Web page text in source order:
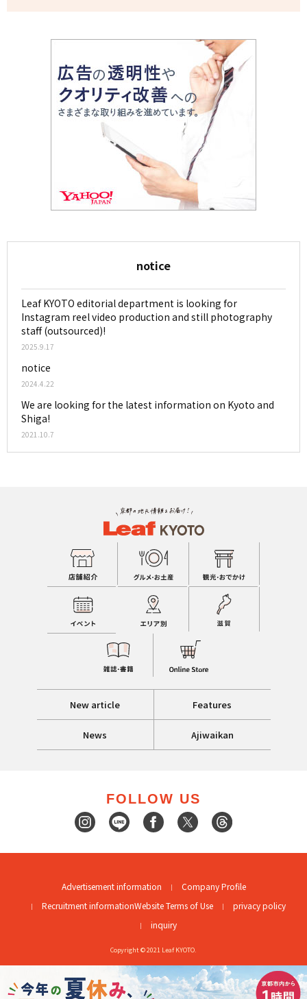
notice
Leaf KYOTO editorial department is looking for
Instagram reel video production and still photography
staff (outsourced)!
2025.9.17
notice
2024.4.22
We are looking for the latest information on Kyoto and
Shiga!
2021.10.7
New article Features
News Ajiwaikan
FOLLOW US
Advertisement information
Company Profile
Recruitment informationWebsite Terms of Use
privacy policy
inquiry
Copyright © 2021 Leaf KYOTO.